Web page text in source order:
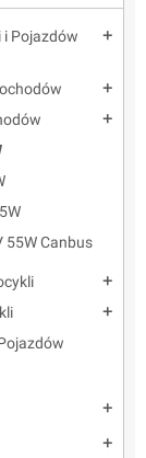
i Pojazdów
add
add
add
55W Canbus
add
add
add
add